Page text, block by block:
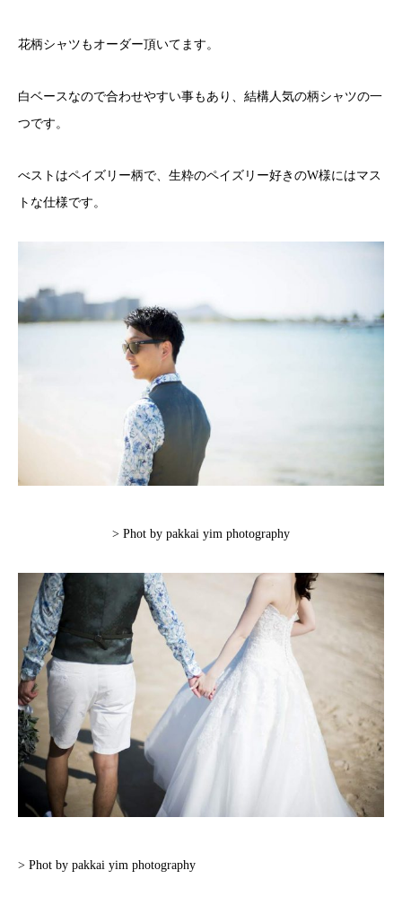
花柄シャツもオーダー頂いてます。
白ベースなので合わせやすい事もあり、結構人気の柄シャツの一
つです。
べストはペイズリー柄で、生粋のペイズリー好きのW様にはマス
トな仕様です。
> Phot by pakkai yim photography
> Phot by pakkai yim photography